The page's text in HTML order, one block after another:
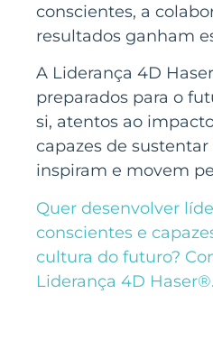
conscientes, a
resultados ganham
A Liderança 4D
preparados para o
si, atentos ao
capazes de
inspiram e movem
Quer desenvolver
conscientes e
cultura do futuro?
Liderança 4D Haser®.